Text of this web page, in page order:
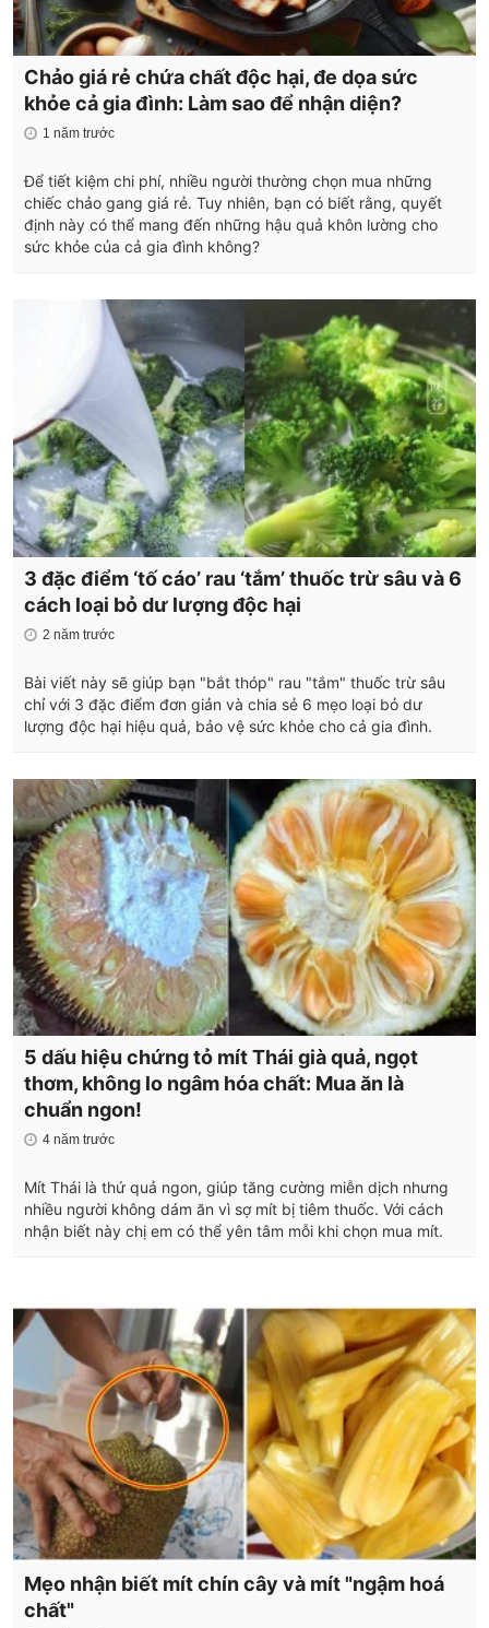
Chảo giá rẻ chứa chất độc hại, đe dọa sức
khỏe cả gia đình: Làm sao để nhận diện?
1 năm trước
Để tiết kiệm chi phí, nhiều người thường chọn mua những
chiếc chảo gang giá rẻ. Tuy nhiên, bạn có biết rằng, quyết
định này có thể mang đến những hậu quả khôn lường cho
sức khỏe của cả gia đình không?
3 đặc điểm ‘tố cáo’ rau ‘tắm’ thuốc trừ sâu và 6
cách loại bỏ dư lượng độc hại
2 năm trước
Bài viết này sẽ giúp bạn "bắt thóp" rau "tắm" thuốc trừ sâu
chỉ với 3 đặc điểm đơn giản và chia sẻ 6 mẹo loại bỏ dư
lượng độc hại hiệu quả, bảo vệ sức khỏe cho cả gia đình.
5 dấu hiệu chứng tỏ mít Thái già quả, ngọt
thơm, không lo ngâm hóa chất: Mua ăn là
chuẩn ngon!
4 năm trước
Mít Thái là thứ quả ngon, giúp tăng cường miễn dịch nhưng
nhiều người không dám ăn vì sợ mít bị tiêm thuốc. Với cách
nhận biết này chị em có thể yên tâm mỗi khi chọn mua mít.
Mẹo nhận biết mít chín cây và mít "ngậm hoá
chất"